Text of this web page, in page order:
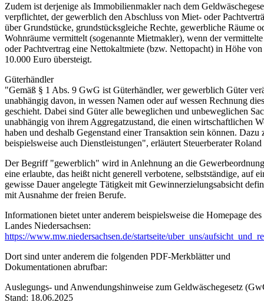
Zudem ist derjenige als Immobilienmakler nach dem
verpflichtet, der gewerblich den Abschluss von Miet- oder
über Grundstücke, grundstücksgleiche Rechte, gewerbliche Räume
Wohnräume vermittelt (sogenannte Mietmakler), wenn der
oder Pachtvertrag eine Nettokaltmiete (bzw. Nettopacht) in Höhe von
10.000 Euro übersteigt.
Güterhändler
"Gemäß § 1 Abs. 9 GwG ist Güterhändler, wer gewerblich Güter
unabhängig davon, in wessen Namen oder auf wessen Rechnung dies
geschieht. Dabei sind Güter alle beweglichen und unbeweglichen
unabhängig von ihrem Aggregatzustand, die einen wirtschaftlichen
haben und deshalb Gegenstand einer Transaktion sein können. Dazu
beispielsweise auch Dienstleistungen", erläutert Steuerberater Roland
Der Begriff "gewerblich" wird in Anlehnung an die
eine erlaubte, das heißt nicht generell verbotene, selbstständige, auf
gewisse Dauer angelegte Tätigkeit mit Gewinnerzielungsabsicht
mit Ausnahme der freien Berufe.
Informationen bietet unter anderem beispielsweise die Homepage des
Landes Niedersachsen:
https://www.mw.niedersachsen.de/startseite/uber_uns/
Dort sind unter anderem die folgenden PDF-Merkblätter und
Dokumentationen abrufbar:
Auslegungs- und Anwendungshinweise zum Geldwäschegesetz
Stand: 18.06.2025